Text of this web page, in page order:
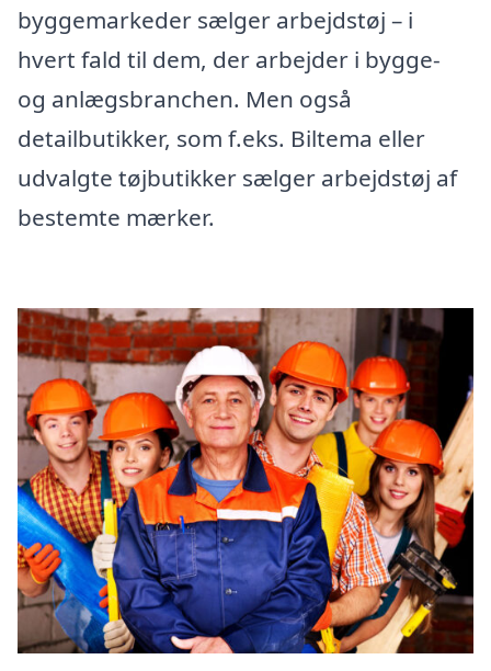
byggemarkeder sælger arbejdstøj – i
hvert fald til dem, der arbejder i bygge-
og anlægsbranchen. Men også
detailbutikker, som f.eks. Biltema eller
udvalgte tøjbutikker sælger arbejdstøj af
bestemte mærker.